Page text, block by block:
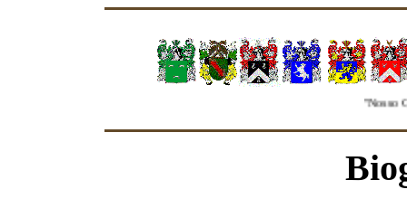
"Nosso